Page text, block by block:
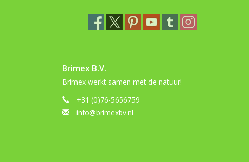
Brimex B.V.
Brimex werkt samen met de natuur!
+31 (0)76-5656759
info@brimexbv.nl